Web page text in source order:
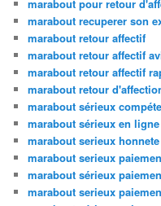
marabout pour retour
marabout recuperer son
marabout retour affectif
marabout retour affectif
marabout retour affectif
marabout retour
marabout sérieux
marabout sérieux en ligne
marabout serieux honnete
marabout serieux
marabout sérieux
marabout serieux